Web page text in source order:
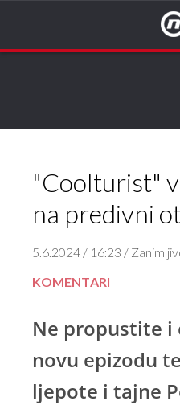
"Coolturist"
na predivni
5.6.2024 / 16:23 /
KOMENTARI
Ne propustite i
novu epizodu
ljepote i tajne